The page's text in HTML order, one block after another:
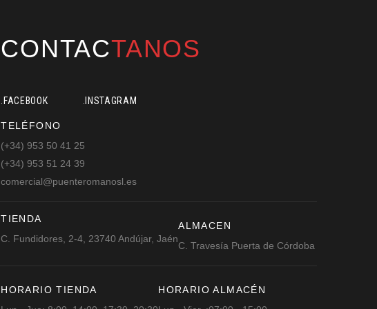
CONTACTANOS
.FACEBOOK .INSTAGRAM
TELÉFONO
(+34) 953 50 41 25
(+34) 953 51 24 39
comercial@puenteromanosl.es
TIENDA
C. Fundidores, 2-4, 23740 Andújar, Jaén
ALMACEN
C. Travesía Puerta de Córdoba
HORARIO TIENDA
HORARIO ALMACÉN